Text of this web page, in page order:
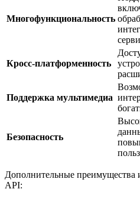
Многофункциональность
Кросс-платформенность
Поддержка мультимедиа
Безопасность
Дополнительные преимущества
API: